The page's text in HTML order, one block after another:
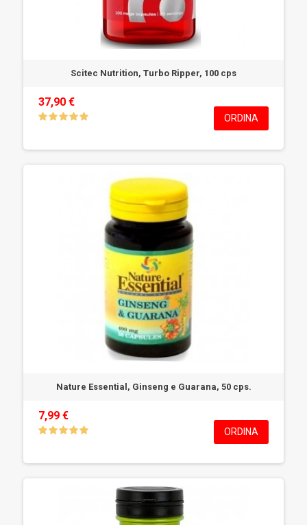
Scitec Nutrition, Turbo Ripper, 100 cps
37,90 €
ORDINA
Nature Essential, Ginseng e Guarana, 50 cps.
7,99 €
ORDINA